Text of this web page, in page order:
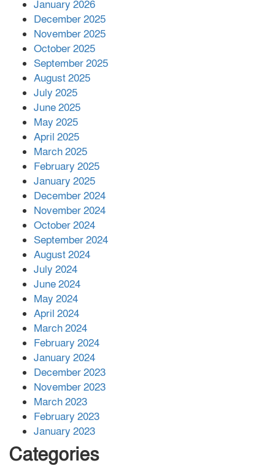
পর ফোন তারেক রহমানের,গ্যাস সঙ্কট
সহায়তা দিলেন সাচিং প্রু জেরী
January 2026
December 2025
November 2025
October 2025
September 2025
August 2025
July 2025
June 2025
May 2025
April 2025
March 2025
February 2025
January 2025
December 2024
November 2024
October 2024
September 2024
August 2024
July 2024
June 2024
May 2024
April 2024
March 2024
February 2024
January 2024
December 2023
November 2023
March 2023
February 2023
January 2023
Categories